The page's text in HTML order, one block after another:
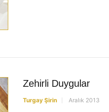
Zehirli Duygular
Turgay Şirin Aralık 2013